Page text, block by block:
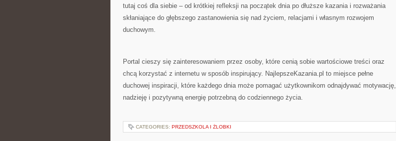
tutaj coś dla siebie – od krótkiej refleksji na początek dnia po dłuższe kazania i rozważania
skłaniające do głębszego zastanowienia się nad życiem, relacjami i własnym rozwojem
duchowym.
Portal cieszy się zainteresowaniem przez osoby, które cenią sobie wartościowe treści oraz
chcą korzystać z internetu w sposób inspirujący. NajlepszeKazania.pl to miejsce pełne
duchowej inspiracji, które każdego dnia może pomagać użytkownikom odnajdywać motywację,
nadzieję i pozytywną energię potrzebną do codziennego życia.
CATEGORIES: PRZEDSZKOLA I ŻLOBKI